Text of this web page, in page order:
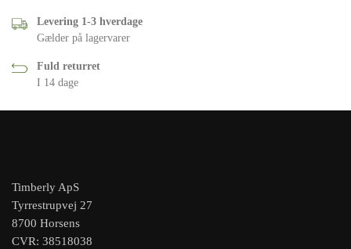
Levering 1-3 hverdage
Gælder på lagervarer
Fuld returret
I 14 dage
Timberly ApS
Tyrrestrupvej 27
8700 Horsens
CVR: 38518038